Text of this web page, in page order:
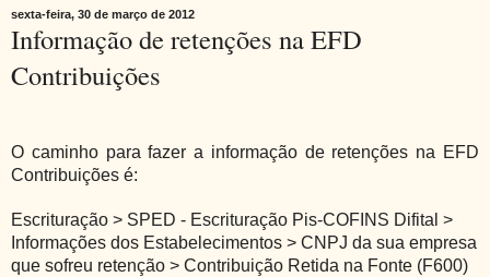
sexta-feira, 30 de março de 2012
Informação de retenções na EFD
Contribuições
O caminho para fazer a informação de retenções na EFD
Contribuições é:
Escrituração > SPED - Escrituração Pis-COFINS Difital >
Informações dos Estabelecimentos > CNPJ da sua empresa
que sofreu retenção > Contribuição Retida na Fonte (F600)